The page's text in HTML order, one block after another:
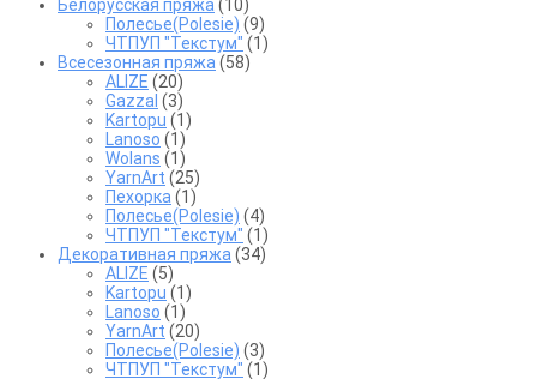
Белорусская пряжа (10)
Полесье(Polesie) (9)
ЧТПУП "Текстум" (1)
Всесезонная пряжа (58)
ALIZE (20)
Gazzal (3)
Kartopu (1)
Lanoso (1)
Wolans (1)
YarnArt (25)
Пехорка (1)
Полесье(Polesie) (4)
ЧТПУП "Текстум" (1)
Декоративная пряжа (34)
ALIZE (5)
Kartopu (1)
Lanoso (1)
YarnArt (20)
Полесье(Polesie) (3)
ЧТПУП "Текстум" (1)